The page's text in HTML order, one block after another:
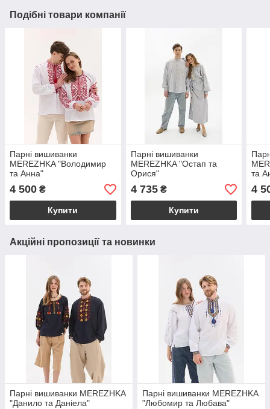
Подібні товари компанії
Парні вишиванки
MEREZHKA "Володимир
та Анна"
4 500 ₴
Купити
Парні вишиванки
MEREZHKA "Остап та
Орися"
4 735₴
Купити
та
4
Акційні пропозиції та новинки
Парні вишиванки MEREZHKA
"Данило та Даніела"
Парні вишиванки MEREZHKA
"Любомир та Любава"